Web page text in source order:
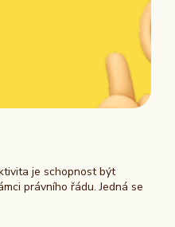
je schopnost být
právního řádu. Jedná se